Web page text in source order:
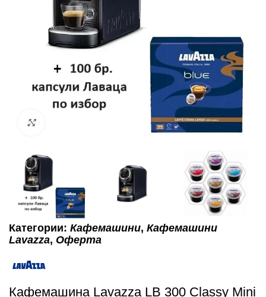
Категории: Кафемашини, Кафемашини
Lavazza, Оферта
Кафемашина Lavazza LB 300 Classy Mini